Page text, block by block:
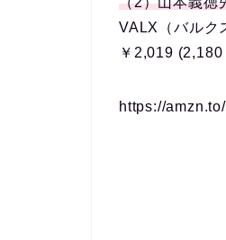
VALX（バルク
￥2,019 (2,180
https://